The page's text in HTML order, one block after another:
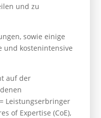
und zu
sowie einige
und kostenintensive
auf der
Leistungserbringer
of Expertise (CoE),